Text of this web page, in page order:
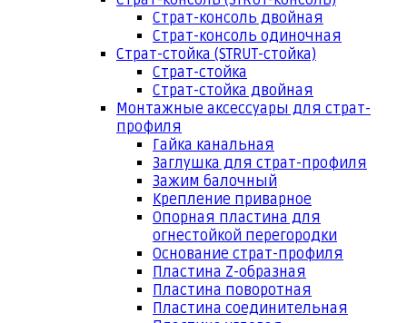
Страт-консоль двойная
Страт-консоль одиночная
Страт-стойка (STRUT-стойка)
Страт-стойка
Страт-стойка двойная
Монтажные аксессуары для страт-
профиля
Гайка канальная
Заглушка для страт-профиля
Зажим балочный
Крепление приварное
Опорная пластина для
огнестойкой перегородки
Основание страт-профиля
Пластина Z-образная
Пластина поворотная
Пластина соединительная